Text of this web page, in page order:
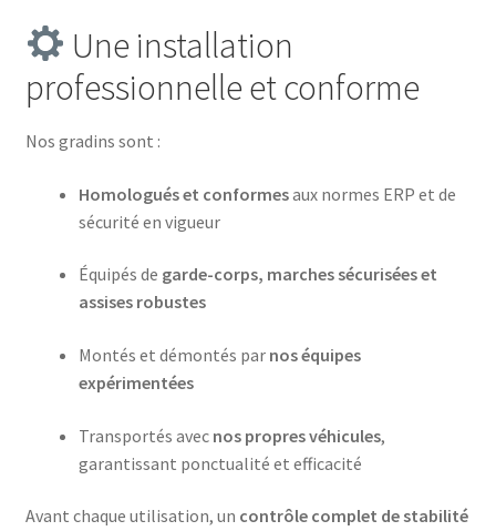
Une installation
professionnelle et conforme
Nos gradins sont :
Homologués et conformesaux normes ERP et de
sécurité en vigueur
Équipés de garde-corps, marches sécurisées et
assises robustes
Montés et démontés par nos équipes
expérimentées
Transportés avec nos propres véhicules,
garantissant ponctualité et efficacité
Avant chaque utilisation, un contrôle complet de stabilité